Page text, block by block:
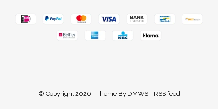
© Copyright 2026 - Theme By DMWS- RSS feed